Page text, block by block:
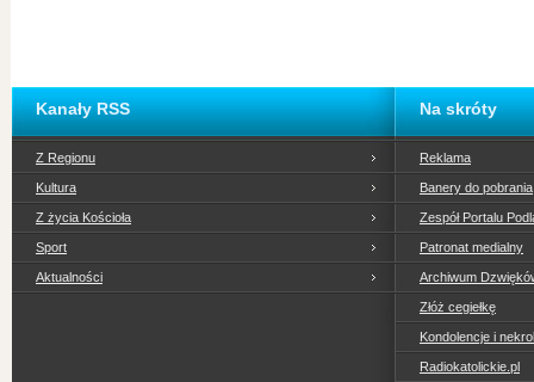
Kanały RSS
Z Regionu
Kultura
Z życia Kościoła
Sport
Aktualności
Na skróty
Reklama
Banery do pobrania
Zespół Portalu
Patronat medialny
Archiwum
Złóż cegiełkę
Kondolencje i
Radiokatolickie.pl